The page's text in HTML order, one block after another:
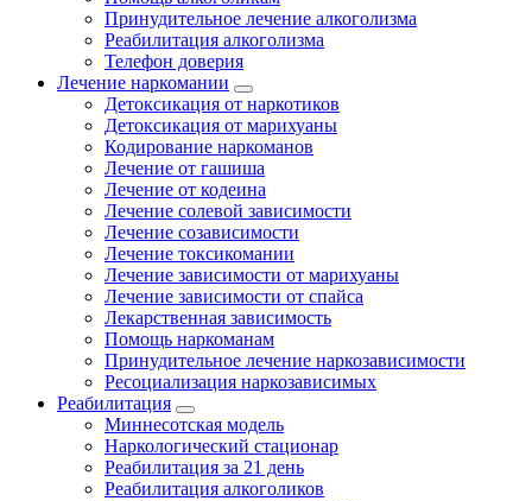
Принудительное лечение алкоголизма
Реабилитация алкоголизма
Телефон доверия
Лечение наркомании
Детоксикация от наркотиков
Детоксикация от марихуаны
Кодирование наркоманов
Лечение от гашиша
Лечение от кодеина
Лечение солевой зависимости
Лечение созависимости
Лечение токсикомании
Лечение зависимости от марихуаны
Лечение зависимости от спайса
Лекарственная зависимость
Помощь наркоманам
Принудительное лечение наркозависимости
Ресоциализация наркозависимых
Реабилитация
Миннесотская модель
Наркологический стационар
Реабилитация за 21 день
Реабилитация алкоголиков